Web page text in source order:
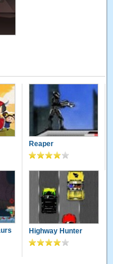
Reaper
Highway Hunter